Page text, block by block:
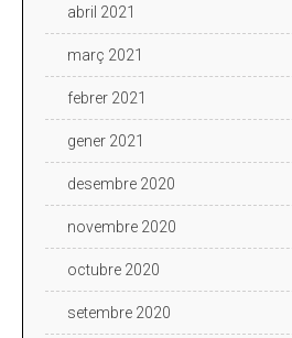
abril 2021
març 2021
febrer 2021
gener 2021
desembre 2020
novembre 2020
octubre 2020
setembre 2020